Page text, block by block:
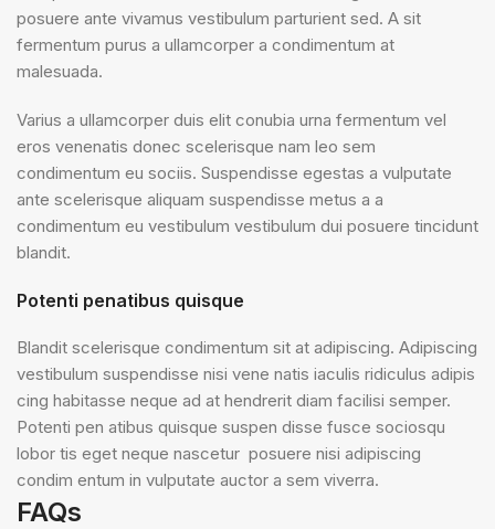
posuere ante vivamus vestibulum parturient sed. A sit
fermentum purus a ullamcorper a condimentum at
malesuada.
Varius a ullamcorper duis elit conubia urna fermentum vel
eros venenatis donec scelerisque nam leo sem
condimentum eu sociis. Suspendisse egestas a vulputate
ante scelerisque aliquam suspendisse metus a a
condimentum eu vestibulum vestibulum dui posuere tincidunt
blandit.
Potenti penatibus quisque
Blandit scelerisque condimentum sit at adipiscing. Adipiscing
vestibulum suspendisse nisi vene natis iaculis ridiculus adipis
cing habitasse neque ad at hendrerit diam facilisi semper.
Potenti pen atibus quisque suspen disse fusce sociosqu
lobor tis eget neque nascetur posuere nisi adipiscing
condim entum in vulputate auctor a sem viverra.
FAQs